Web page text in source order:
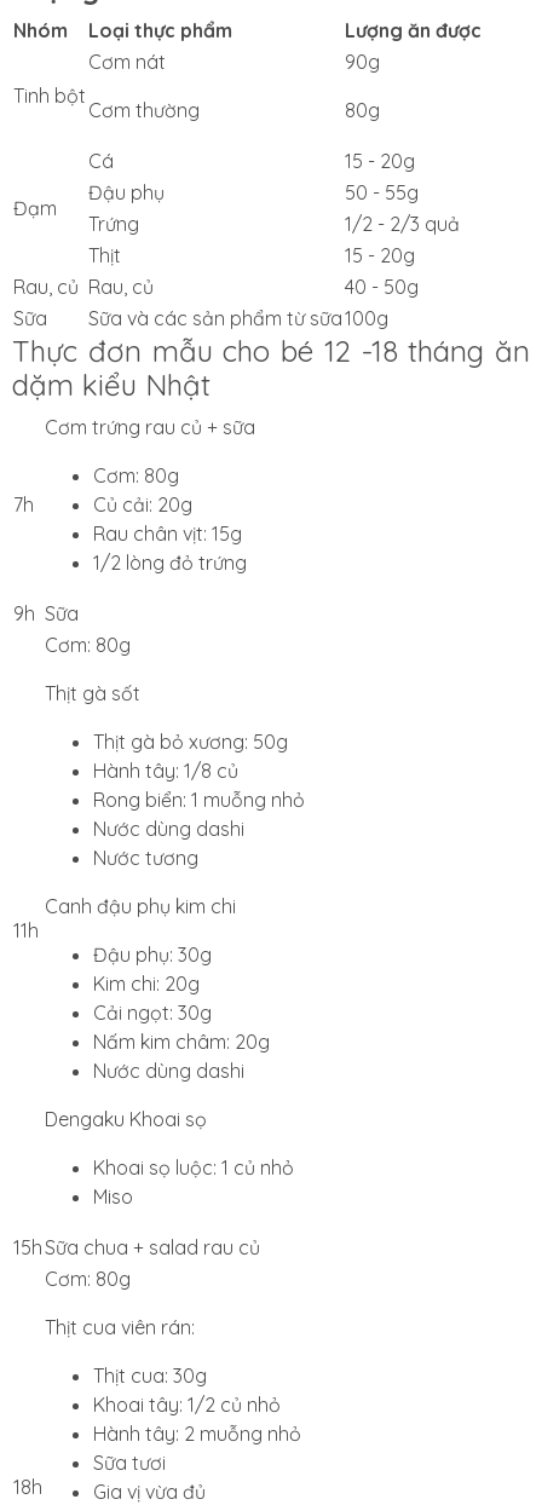
Nhóm Loại thực phẩm Lượng ăn được
Tinh bột
Cơm nát
Cơm thường
90g
80g
Đạm
Cá
15 - 20g
Đậu phụ
50 - 55g
Trứng
1/2 - 2/3 quả
Thịt
15 - 20g
Rau, củ Rau, củ
40 - 50g
Sữa
Sữa và các sản phẩm từ sữa100g
Thực đơn mẫu cho bé 12 -18 tháng ăn
dặm kiểu Nhật
7h
Cơm trứng rau củ + sữa
Cơm: 80g
Củ cải: 20g
Rau chân vịt: 15g
1/2 lòng đỏ trứng
9h Sữa
11h
Cơm: 80g
Thịt gà sốt
Thịt gà bỏ xương: 50g
Hành tây: 1/8 củ
Rong biển: 1 muỗng nhỏ
Nước dùng dashi
Nước tương
Canh đậu phụ kim chi
Đậu phụ: 30g
Kim chi: 20g
Cải ngọt: 30g
Nấm kim châm: 20g
Nước dùng dashi
Dengaku Khoai sọ
Khoai sọ luộc: 1 củ nhỏ
Miso
15hSữa chua + salad rau củ
18h
Cơm: 80g
Thịt cua viên rán:
Thịt cua: 30g
Khoai tây: 1/2 củ nhỏ
Hành tây: 2 muỗng nhỏ
Sữa tươi
Gia vị vừa đủ